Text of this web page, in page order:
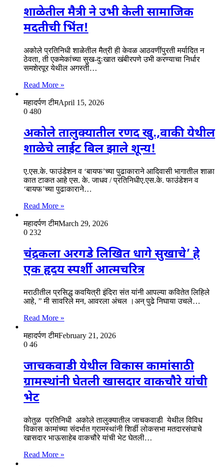
शाळेतील मैत्री ने उभी केली सामाजिक
मदतीची भिंत!
अकोले प्रतिनिधी शाळेतील मैत्री ही केवळ आठवणींपुरती मर्यादित न
ठेवता, ती एकमेकांच्या सुख-दुःखात खंबीरपणे उभी करण्याचा निर्धार
समशेरपूर येथील अगस्ती…
Read More »
महादर्पण टीमApril 15, 2026
0 480
अकोले तालुक्यातील रणद खु.,वाकी येथील
शाळेचे लाईट बिल झाले शून्य!
ए.एस.के. फाउंडेशन व ‘बायफ’च्या पुढाकाराने आदिवासी भागातील शाळा
कात टाकत आहे एस. के. जाधव / प्रतिनिधीए.एस.के. फाउंडेशन व
‘बायफ’च्या पुढाकाराने…
Read More »
महादर्पण टीमMarch 29, 2026
0 232
चंद्रकला अरगडे लिखित धागे सुखाचे’ हे
एक हृदय स्पर्शी आत्मचरित्र
मराठीतील प्रसिद्ध कवयित्री इंदिरा संत यांनी आपल्या कवितेत लिहिले
आहे, ” मी सावरिले मन, आवरला अंचल ।अन् पुढे निघाया उचले…
Read More »
महादर्पण टीमFebruary 21, 2026
0 46
जाचकवाडी येथील विकास कामांसाठी
ग्रामस्थांनी घेतली खासदार वाकचौरे यांची
भेट
कोतुळ प्रतिनिधी अकोले तालुक्यातील जाचकवाडी येथील विविध
विकास कामांच्या संदर्भात ग्रामस्थांनी शिर्डी लोकसभा मतदारसंघाचे
खासदार भाऊसाहेब वाकचौरे यांची भेट घेतली…
Read More »